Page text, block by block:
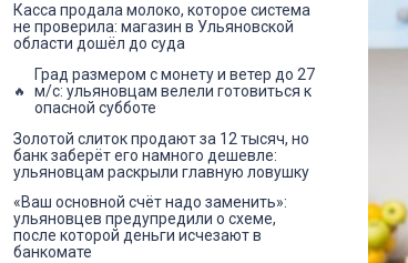
Касса продала молоко, которое система
не проверила: магазин в Ульяновской
области дошёл до суда
Град размером с монету и ветер до 27
м/с: ульяновцам велели готовиться к
опасной субботе
Золотой слиток продают за 12 тысяч, но
банк заберёт его намного дешевле:
ульяновцам раскрыли главную ловушку
«Ваш основной счёт надо заменить»:
ульяновцев предупредили о схеме,
после которой деньги исчезают в
банкомате